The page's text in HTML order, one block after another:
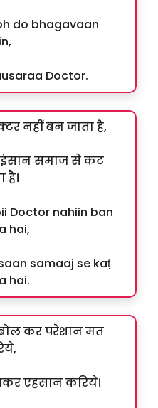
do bhagavaan
Doctor.
नहीं बन जाता है,
इंसान समाज से कट
है।
Doctor nahiin ban
hai,
samaaj se kaṭ
hai.
कर परेशान मत
एहसान करिये।